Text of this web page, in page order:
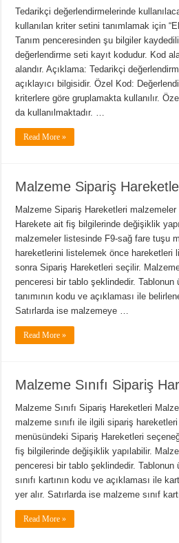
Tedarikçi değerlendirmelerinde
kullanılan kriter setini tanımlamak için
Tanım penceresinden şu bilgiler
değerlendirme seti kayıt kodudur. Kod
alandır. Açıklama: Tedarikçi
açıklayıcı bilgisidir. Özel Kod:
kriterlere göre gruplamakta kullanılır.
da kullanılmaktadır. …
Read More »
Malzeme Sipariş
Malzeme Sipariş Hareketleri malzemeler
Harekete ait fiş bilgilerinde değişiklik
malzemeler listesinde F9-sağ fare tuşu
hareketlerini listelemek önce hareketleri
sonra Sipariş Hareketleri seçilir.
penceresi bir tablo şeklindedir.
tanımının kodu ve açıklaması ile
Satırlarda ise malzemeye …
Read More »
Malzeme Sınıfı Sipariş
Malzeme Sınıfı Sipariş Hareketleri
malzeme sınıfı ile ilgili sipariş
menüsündeki Sipariş Hareketleri
fiş bilgilerinde değişiklik yapılabilir.
penceresi bir tablo şeklindedir.
sınıfı kartının kodu ve açıklaması ile
yer alır. Satırlarda ise malzeme sınıf
Read More »